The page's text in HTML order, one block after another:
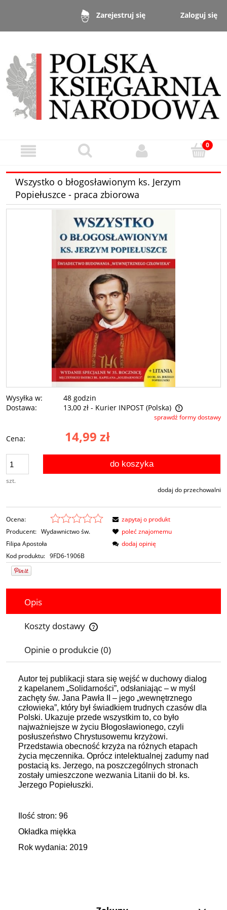
Zarejestruj się Zaloguj się
Wszystko o błogosławionym ks. Jerzym
Popiełuszce - praca zbiorowa
Wysyłka w:
48 godzin
Dostawa:
13,00 zł - Kurier INPOST (Polska)
Cena nie zawiera ewentualnych kosztów płatnościsprawdź formy dostawy
Cena: 14,99 zł
szt.
do koszyka
dodaj do przechowalni
Ocena:
Producent: Wydawnictwo św.
Filipa Apostoła
Kod produktu: 9FD6-1906B
zapytaj o produkt
poleć znajomemu
dodaj opinię
Opis
Koszty dostawy
Cena nie zawiera ewentualnych kosztów płatności
Opinie o produkcie (0)
Autor tej publikacji stara się wejść w duchowy dialog
z kapelanem „Solidarności”, odsłaniając – w myśl
zachęty św. Jana Pawła II – jego „wewnętrznego
człowieka”, który był świadkiem trudnych czasów dla
Polski. Ukazuje przede wszystkim to, co było
najważniejsze w życiu Błogosławionego, czyli
posłuszeństwo Chrystusowemu krzyżowi.
Przedstawia obecność krzyża na różnych etapach
życia męczennika. Oprócz intelektualnej zadumy nad
postacią ks. Jerzego, na poszczególnych stronach
zostały umieszczone wezwania Litanii do bł. ks.
Jerzego Popiełuszki.
Ilość stron: 96
Okładka miękka
Rok wydania: 2019